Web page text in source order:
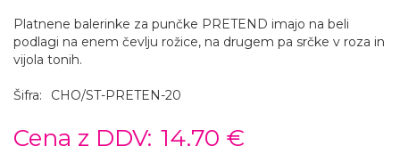
Platnene balerinke za punčke PRETEND imajo na beli
podlagi na enem čevlju rožice, na drugem pa srčke v roza in
vijola tonih.
Šifra: CHO/ST-PRETEN-20
Cena z DDV: 14,70 €